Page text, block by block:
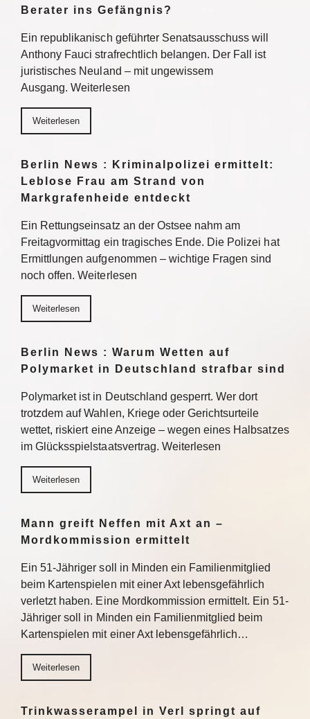
Berater ins Gefängnis?
Ein republikanisch geführter Senatsausschuss will
Anthony Fauci strafrechtlich belangen. Der Fall ist
juristisches Neuland – mit ungewissem
Ausgang. Weiterlesen
Weiterlesen
Berlin News : Kriminalpolizei ermittelt:
Leblose Frau am Strand von
Markgrafenheide entdeckt
Ein Rettungseinsatz an der Ostsee nahm am
Freitagvormittag ein tragisches Ende. Die Polizei hat
Ermittlungen aufgenommen – wichtige Fragen sind
noch offen. Weiterlesen
Weiterlesen
Berlin News : Warum Wetten auf
Polymarket in Deutschland strafbar sind
Polymarket ist in Deutschland gesperrt. Wer dort
trotzdem auf Wahlen, Kriege oder Gerichtsurteile
wettet, riskiert eine Anzeige – wegen eines Halbsatzes
im Glücksspielstaatsvertrag. Weiterlesen
Weiterlesen
Mann greift Neffen mit Axt an –
Mordkommission ermittelt
Ein 51-Jähriger soll in Minden ein Familienmitglied
beim Kartenspielen mit einer Axt lebensgefährlich
verletzt haben. Eine Mordkommission ermittelt. Ein 51-
Jähriger soll in Minden ein Familienmitglied beim
Kartenspielen mit einer Axt lebensgefährlich…
Weiterlesen
Trinkwasserampel in Verl springt auf